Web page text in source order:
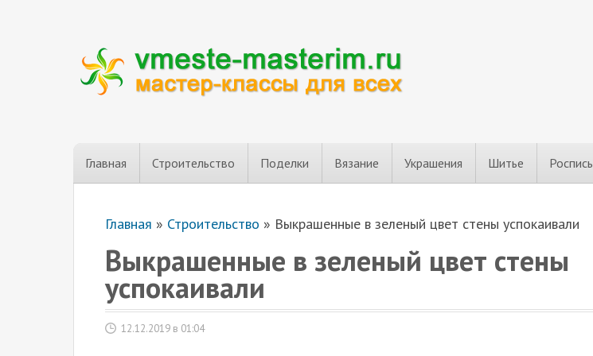
Главная Строительство Поделки Вязание Украшения Шитье Роспись
Главная » Строительство » Выкрашенные в зеленый цвет стены успокаивали
Выкрашенные в зеленый цвет стены
успокаивали
12.12.2019 в 01:04